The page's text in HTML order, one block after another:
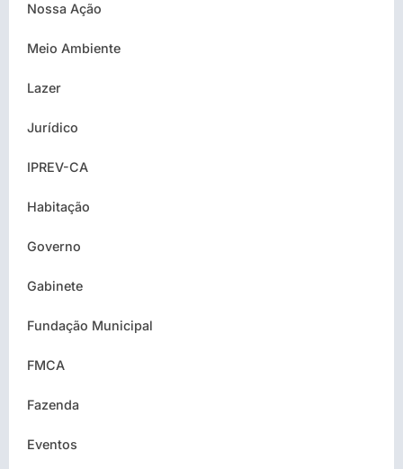
Nossa Ação
Meio Ambiente
Lazer
Jurídico
IPREV-CA
Habitação
Governo
Gabinete
Fundação Municipal
FMCA
Fazenda
Eventos